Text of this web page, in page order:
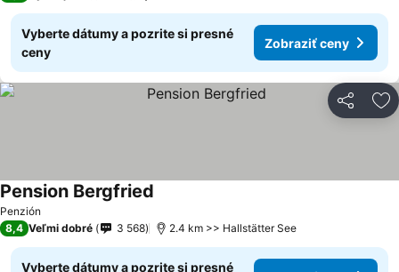
Vyberte dátumy a pozrite si presné
ceny
Zobraziť ceny
Zdieľať
Penzión
Pension Bergfried
8,4 Veľmi dobré 3 568 2.4 km >> Hallstätter See
Vyberte dátumy a pozrite si presné